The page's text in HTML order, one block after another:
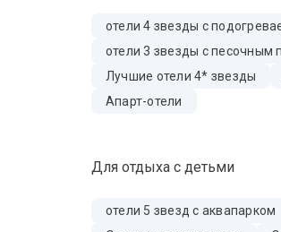
отели 4 звезды с
отели 3 звезды с песочным
Лучшие отели 4* звезды
Апарт-отели
Для отдыха с детьми
отели 5 звезд с аквапарком